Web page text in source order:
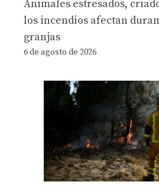
Animales estresados,
los incendios afectan
granjas
6 de agosto de 2026